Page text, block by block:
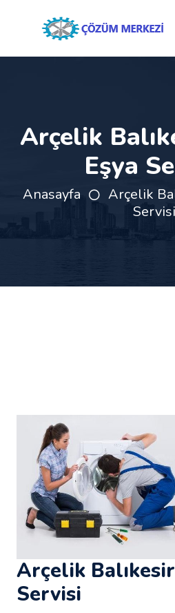
Arçelik
Eşya
Anasayfa
Arçelik
Servisi
Arçelik
Servisi